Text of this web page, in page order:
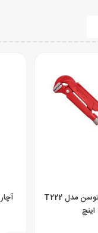
آچار لوله گیر دو دسته توسن مدل T222